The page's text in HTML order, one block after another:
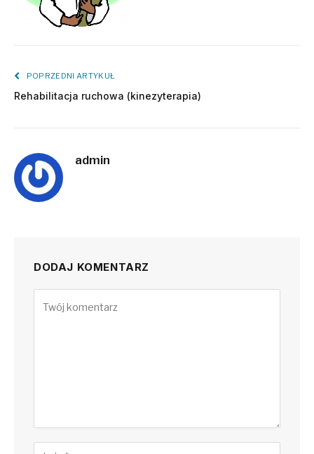
POPRZEDNI ARTYKUŁ
Rehabilitacja ruchowa (kinezyterapia)
admin
DODAJ KOMENTARZ